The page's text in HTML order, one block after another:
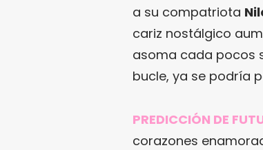
a su compatriota
cariz nostálgico
asoma cada pocos
bucle, ya se podría
PREDICCIÓN DE
corazones